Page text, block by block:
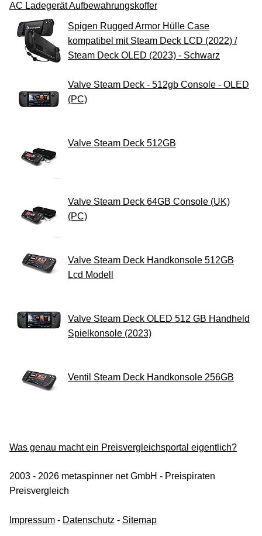
AC Ladegerät Aufbewahrungskoffer
Spigen Rugged Armor Hülle Case
kompatibel mit Steam Deck LCD (2022) /
Steam Deck OLED (2023) - Schwarz
Valve Steam Deck - 512gb Console - OLED
(PC)
Valve Steam Deck 512GB
Valve Steam Deck 64GB Console (UK)
(PC)
Valve Steam Deck Handkonsole 512GB
Lcd Modell
Valve Steam Deck OLED 512 GB Handheld
Spielkonsole (2023)
Ventil Steam Deck Handkonsole 256GB
Was genau macht ein Preisvergleichsportal eigentlich?
2003 - 2026 metaspinner net GmbH - Preispiraten
Preisvergleich
Impressum - Datenschutz - Sitemap